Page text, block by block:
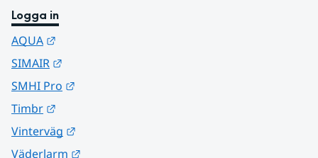
Logga in
AQUA
SIMAIR
SMHI Pro
Timbr
Vinterväg
Väderlarm